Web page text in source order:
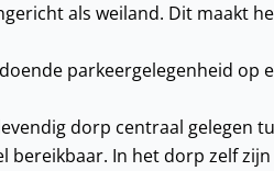
als weiland. Dit maakt
parkeergelegenheid op
dorp centraal gelegen
bereikbaar. In het dorp zelf